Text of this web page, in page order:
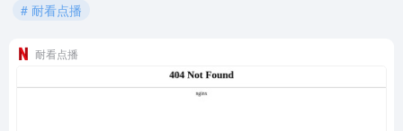
# 耐看点播
耐看点播